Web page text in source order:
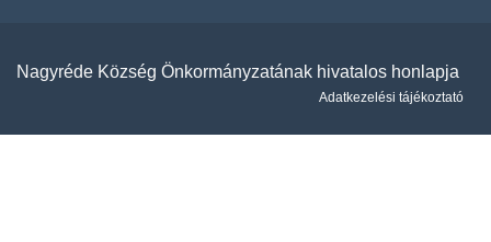
Nagyréde Község Önkormányzatának hivatalos honlapja
Adatkezelési tájékoztató